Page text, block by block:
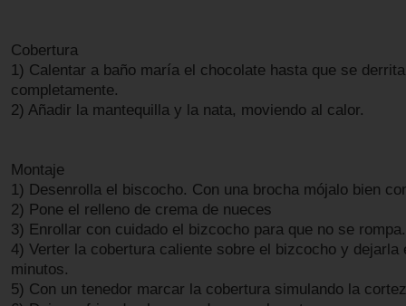
Cobertura
1) Calentar a baño maría el chocolate hasta que se derrita
completamente.
2) Añadir la mantequilla y la nata, moviendo al calor.
Montaje
1) Desenrolla el biscocho. Con una brocha mójalo bien
2) Pone el relleno de crema de nueces
3) Enrollar con cuidado el bizcocho para que no se rompa.
4) Verter la cobertura caliente sobre el bizcocho y dejarla
minutos.
5) Con un tenedor marcar la cobertura simulando la